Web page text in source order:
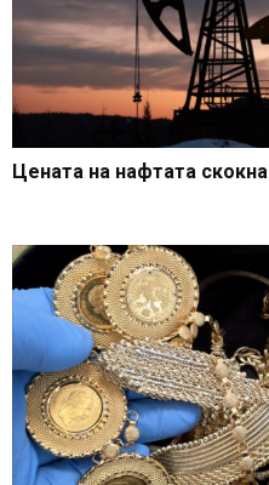
Цената на нафтата